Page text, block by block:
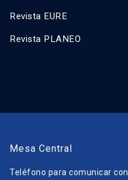
Revista EURE
Revista PLANEO
Mesa Central
Teléfono para comunicar